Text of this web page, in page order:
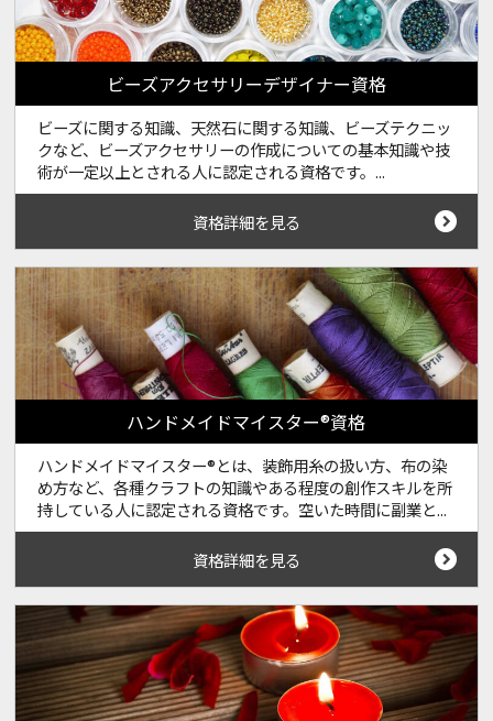
ビーズアクセサリーデザイナー資格
ビーズに関する知識、天然石に関する知識、ビーズテクニッ
クなど、ビーズアクセサリーの作成についての基本知識や技
術が一定以上とされる人に認定される資格です。...
資格詳細を見る
ハンドメイドマイスター®資格
ハンドメイドマイスター®とは、装飾用糸の扱い方、布の染
め方など、各種クラフトの知識やある程度の創作スキルを所
持している人に認定される資格です。空いた時間に副業と...
資格詳細を見る